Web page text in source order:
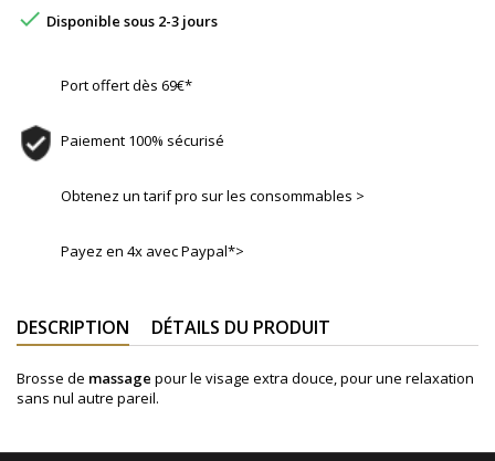
 Disponible sous 2-3 jours
Port offert dès 69€*
Paiement 100% sécurisé
Obtenez un tarif pro sur les consommables >
Payez en 4x avec Paypal*>
DESCRIPTION DÉTAILS DU PRODUIT
Brosse de massage pour le visage extra douce, pour une relaxation
sans nul autre pareil.